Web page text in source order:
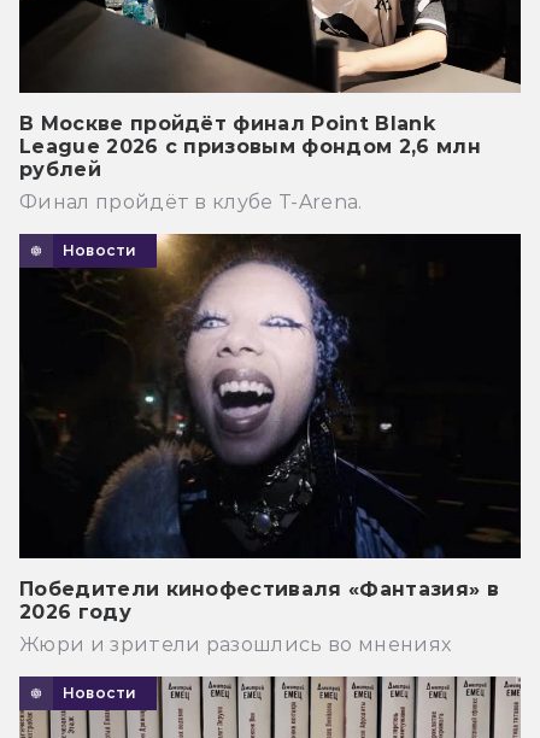
В Москве пройдёт финал Point Blank
League 2026 с призовым фондом 2,6 млн
рублей
Финал пройдёт в клубе T-Arena.
Новости
Победители кинофестиваля «Фантазия» в
2026 году
Жюри и зрители разошлись во мнениях
Новости